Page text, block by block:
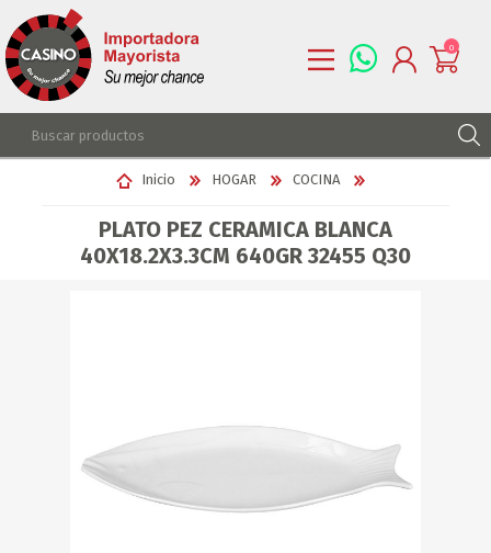
REGISTRARSE
LISTA DE DESEOS
0
Inicio HOGAR COCINA
PLATO PEZ CERAMICA BLANCA
40X18.2X3.3CM 640GR 32455 Q30